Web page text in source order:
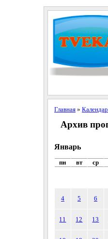
Главная»
Архив
Январь
пн вт ср
4 5 6
11 12 13